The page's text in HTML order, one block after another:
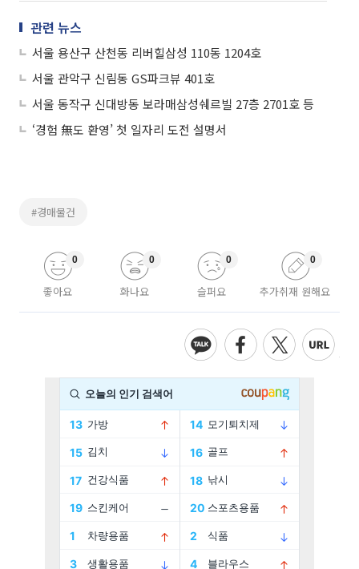
관련 뉴스
서울 용산구 산천동 리버힐삼성 110동 1204호
서울 관악구 신림동 GS파크뷰 401호
서울 동작구 신대방동 보라매삼성쉐르빌 27층 2701호 등
‘경험 無도 환영’ 첫 일자리 도전 설명서
#경매물건
좋아요
0
화나요
0
슬퍼요
0
추가취재 원해요
0